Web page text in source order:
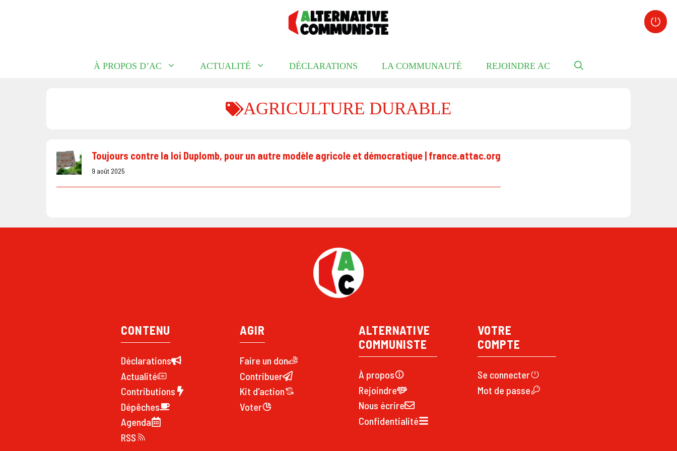
À PROPOS D’AC ACTUALITÉ DÉCLARATIONS LA COMMUNAUTÉ REJOINDRE AC
AGRICULTURE DURABLE
Toujours contre la loi Duplomb, pour un autre modèle agricole et démocratique | france.attac.org
9 août 2025
CONTENU
Déclarations
Actualité
Contributions
Dépêches
Agenda
RSS
AGIR
Faire un don
Contribuer
Kit d'action
Voter
ALTERNATIVE
COMMUNISTE
À propos
Rejoindre
Nous écrire
Confidentialité
VOTRE
COMPTE
Se connecter
Mot de passe